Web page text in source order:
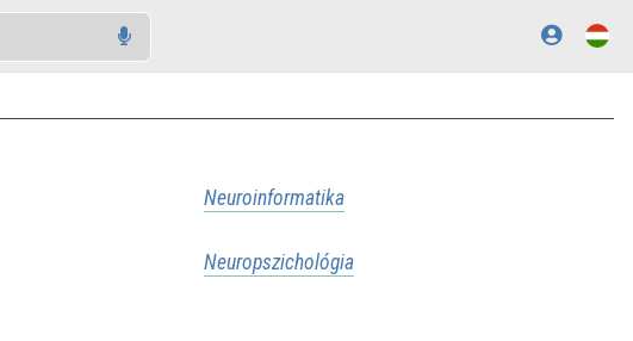
Neuroinformatika
Neuropszichológia